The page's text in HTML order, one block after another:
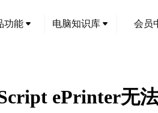
功能 电脑知识库 会员
ePrinter无